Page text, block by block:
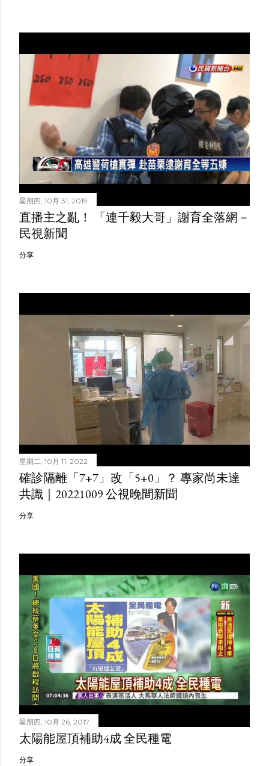
星期四, 10月 31, 2019
直播主之亂！ 「連千毅大哥」謝育全落網－
民視新聞
分享
星期二, 10月 11, 2022
確診隔離「7+7」改「5+0」？ 專家尚未達
共識｜20221009 公視晚間新聞
分享
星期四, 10月 26, 2017
太陽能屋頂補助4成 全民種電
分享